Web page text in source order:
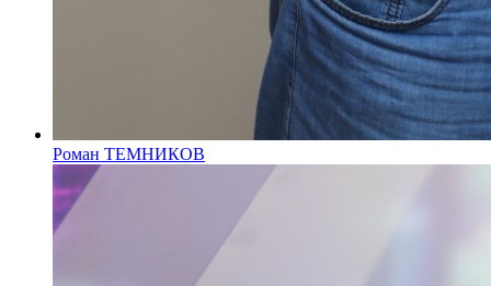
Роман ТЕМНИКОВ